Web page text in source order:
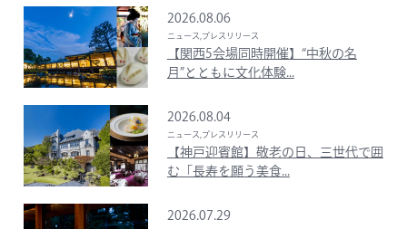
2026.08.06
ニュース,プレスリリース
【関西5会場同時開催】“中秋の名
月”とともに文化体験...
2026.08.04
ニュース,プレスリリース
【神戸迎賓館】敬老の日、三世代で囲
む「長寿を願う美食...
2026.07.29